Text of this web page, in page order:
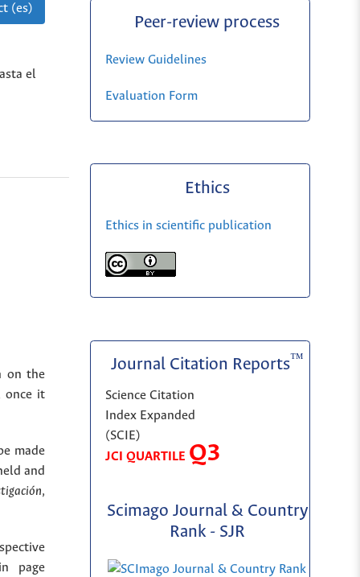
(es)
el
on the
once it
made
and
,
page
Peer-review process
Review Guidelines
Evaluation Form
Ethics
Ethics in scientific publication
Journal Citation Reports™
Science Citation
Index Expanded
(SCIE)
JCI QUARTILE Q3
Scimago Journal & Country
Rank - SJR